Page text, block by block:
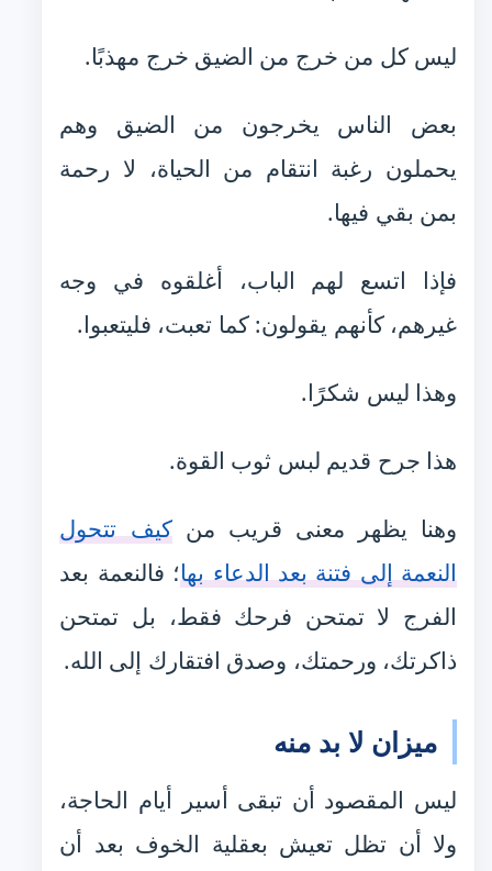
ليس كل من خرج من الضيق خرج مهذبًا.
بعض الناس يخرجون من الضيق وهم
يحملون رغبة انتقام من الحياة، لا رحمة
بمن بقي فيها.
فإذا اتسع لهم الباب، أغلقوه في وجه
غيرهم، كأنهم يقولون: كما تعبت، فليتعبوا.
وهذا ليس شكرًا.
هذا جرح قديم لبس ثوب القوة.
وهنا يظهر معنى قريب منكيف تتحول
النعمة إلى فتنة بعد الدعاء بها؛ فالنعمة بعد
الفرج لا تمتحن فرحك فقط، بل تمتحن
ذاكرتك، ورحمتك، وصدق افتقارك إلى الله.
ميزان لا بد منه
ليس المقصود أن تبقى أسير أيام الحاجة،
ولا أن تظل تعيش بعقلية الخوف بعد أن